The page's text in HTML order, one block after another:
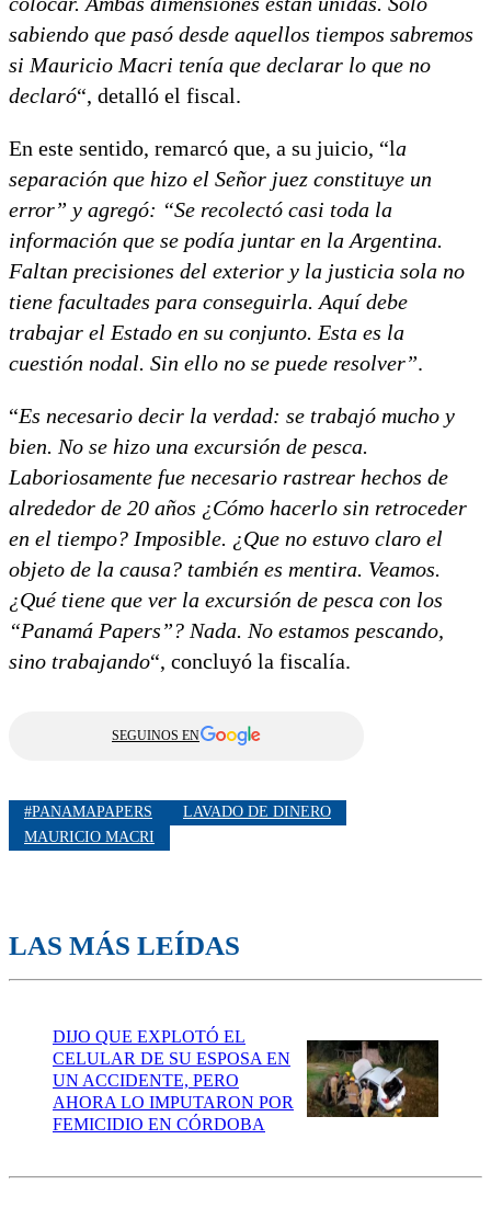
sabiendo que pasó desde aquellos tiempos sabremos
si Mauricio Macri tenía que declarar lo que no
declaró“, detalló el fiscal.
En este sentido, remarcó que, a su juicio, “la
separación que hizo el Señor juez constituye un
error” y agregó: “Se recolectó casi toda la
información que se podía juntar en la Argentina.
Faltan precisiones del exterior y la justicia sola no
tiene facultades para conseguirla. Aquí debe
trabajar el Estado en su conjunto. Esta es la
cuestión nodal. Sin ello no se puede resolver”.
“Es necesario decir la verdad: se trabajó mucho y
bien. No se hizo una excursión de pesca.
Laboriosamente fue necesario rastrear hechos de
alrededor de 20 años ¿Cómo hacerlo sin retroceder
en el tiempo? Imposible. ¿Que no estuvo claro el
objeto de la causa? también es mentira. Veamos.
¿Qué tiene que ver la excursión de pesca con los
“Panamá Papers”? Nada. No estamos pescando,
sino trabajando“, concluyó la fiscalía.
SEGUINOS EN
#PANAMAPAPERS
LAVADO DE DINERO
MAURICIO MACRI
LAS MÁS LEÍDAS
DIJO QUE EXPLOTÓ EL
CELULAR DE SU ESPOSA EN
UN ACCIDENTE, PERO
AHORA LO IMPUTARON POR
FEMICIDIO EN CÓRDOBA